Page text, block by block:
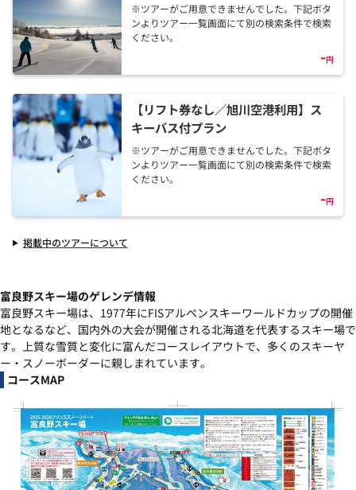
-円
※ツアーがご用意できませんでした。下記ボタ
ンよりツアー一覧画面にて別の検索条件で検索
ください。
【リフト券なし／旭川空港利用】ス
キーバス付プラン
-円
※ツアーがご用意できませんでした。下記ボタ
ンよりツアー一覧画面にて別の検索条件で検索
ください。
掲載中のツアーについて
富良野スキー場のゲレンデ情報
富良野スキー場は、1977年にFISアルペンスキーワールドカップの開催
地となるなど、国内外の大会が開催される北海道を代表するスキー場で
す。上質な雪質と変化に富んだコースレイアウトで、多くのスキーヤ
ー・スノーボーダーに親しまれています。
コースMAP